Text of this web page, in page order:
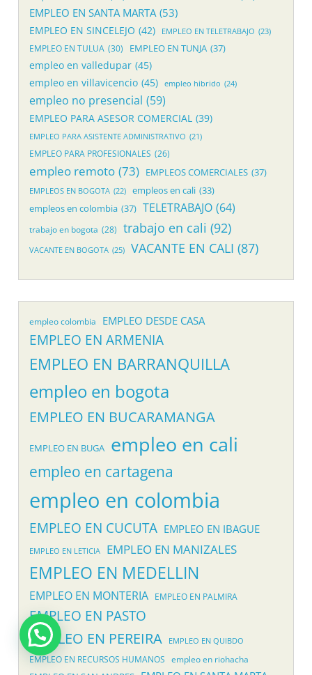
EMPLEO EN SANTA MARTA (53)
EMPLEO EN SINCELEJO (42) EMPLEO EN TELETRABAJO (23)
EMPLEO EN TULUA (30) EMPLEO EN TUNJA (37)
empleo en valledupar (45)
empleo en villavicencio (45) empleo hibrido (24)
empleo no presencial (59)
EMPLEO PARA ASESOR COMERCIAL (39)
EMPLEO PARA ASISTENTE ADMINISTRATIVO (21)
EMPLEO PARA PROFESIONALES (26)
empleo remoto (73) EMPLEOS COMERCIALES (37)
EMPLEOS EN BOGOTA (22) empleos en cali (33)
empleos en colombia (37) TELETRABAJO (64)
trabajo en bogota (28) trabajo en cali (92)
VACANTE EN BOGOTA (25) VACANTE EN CALI (87)
empleo colombia EMPLEO DESDE CASA
EMPLEO EN ARMENIA
EMPLEO EN BARRANQUILLA
empleo en bogota
EMPLEO EN BUCARAMANGA
EMPLEO EN BUGA empleo en cali
empleo en cartagena
empleo en colombia
EMPLEO EN CUCUTA EMPLEO EN IBAGUE
EMPLEO EN LETICIA EMPLEO EN MANIZALES
EMPLEO EN MEDELLIN
EMPLEO EN MONTERIA EMPLEO EN PALMIRA
EMPLEO EN PASTO
EMPLEO EN PEREIRA
EMPLEO EN QUIBDO
EMPLEO EN RECURSOS HUMANOS empleo en riohacha